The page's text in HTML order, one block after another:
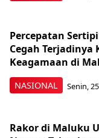
NASIONAL
Percepatan
Cegah Terjadinya
Keagamaan di
Senin,
Rakor di Maluku